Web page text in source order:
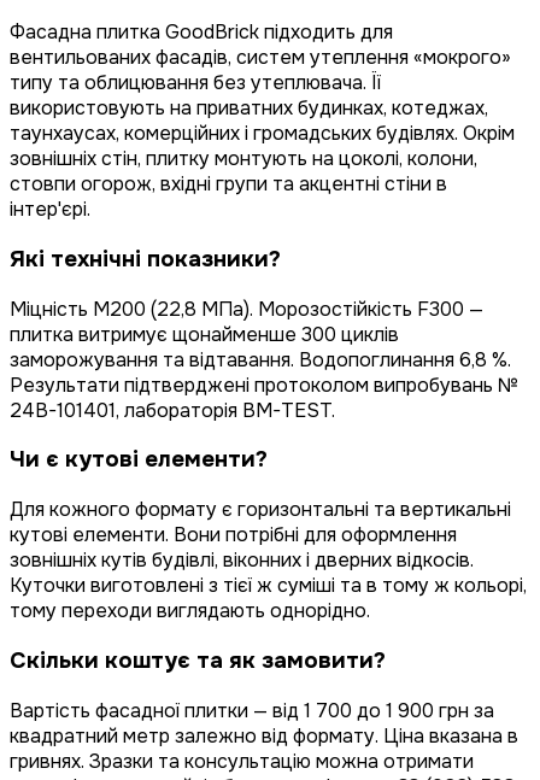
Фасадна плитка GoodBrick підходить для
вентильованих фасадів, систем утеплення «мокрого»
типу та облицювання без утеплювача. Її
використовують на приватних будинках, котеджах,
таунхаусах, комерційних і громадських будівлях. Окрім
зовнішніх стін, плитку монтують на цоколі, колони,
стовпи огорож, вхідні групи та акцентні стіни в
інтер'єрі.
Які технічні показники?
Міцність М200 (22,8 МПа). Морозостійкість F300 —
плитка витримує щонайменше 300 циклів
заморожування та відтавання. Водопоглинання 6,8 %.
Результати підтверджені протоколом випробувань №
24B-101401, лабораторія BM-TEST.
Чи є кутові елементи?
Для кожного формату є горизонтальні та вертикальні
кутові елементи. Вони потрібні для оформлення
зовнішніх кутів будівлі, віконних і дверних відкосів.
Куточки виготовлені з тієї ж суміші та в тому ж кольорі,
тому переходи виглядають однорідно.
Скільки коштує та як замовити?
Вартість фасадної плитки — від 1 700 до 1 900 грн за
квадратний метр залежно від формату. Ціна вказана в
гривнях. Зразки та консультацію можна отримати